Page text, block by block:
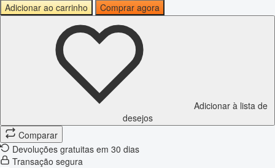
Adicionar ao carrinho
Comprar agora
Adicionar à lista de
desejos
Comparar
Devoluções gratuitas em 30 dias
Transação segura